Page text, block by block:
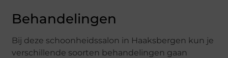
Behandelingen
Bij deze schoonheidssalon in Haaksbergen kun je
verschillende soorten behandelingen gaan